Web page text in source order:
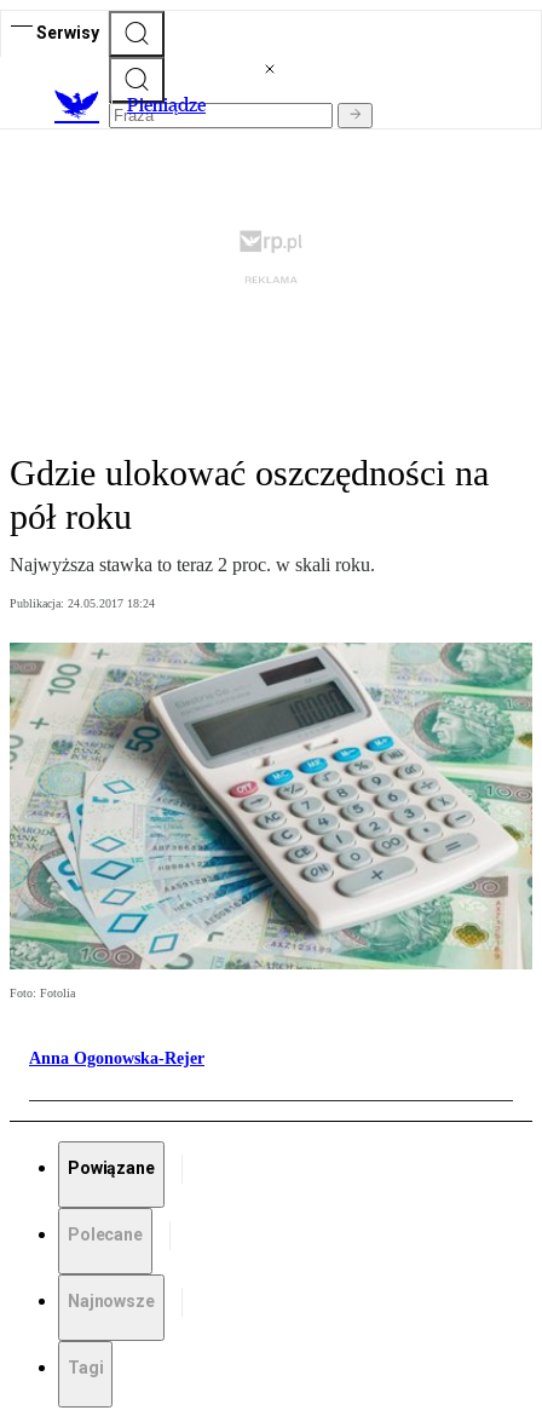
Serwisy
Pieniądze
Gdzie ulokować oszczędności na
pół roku
Najwyższa stawka to teraz 2 proc. w skali roku.
Publikacja: 24.05.2017 18:24
Foto: Fotolia
Anna Ogonowska-Rejer
Powiązane
Polecane
Najnowsze
Tagi